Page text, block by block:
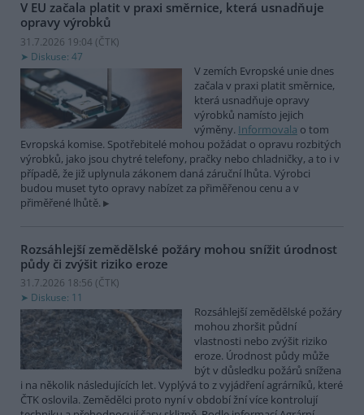
V EU začala platit v praxi směrnice, která usnadňuje
opravy výrobků
31.7.2026 19:04 (ČTK)
Diskuse: 47
V zemích Evropské unie dnes
začala v praxi platit směrnice,
která usnadňuje opravy
výrobků namísto jejich
výměny. Informovala o tom
Evropská komise. Spotřebitelé mohou požádat o opravu rozbitých
výrobků, jako jsou chytré telefony, pračky nebo chladničky, a to i v
případě, že již uplynula zákonem daná záruční lhůta. Výrobci
budou muset tyto opravy nabízet za přiměřenou cenu a v
přiměřené lhůtě.
Rozsáhlejší zemědělské požáry mohou snížit úrodnost
půdy či zvýšit riziko eroze
31.7.2026 18:56 (ČTK)
Diskuse: 11
Rozsáhlejší zemědělské požáry
mohou zhoršit půdní
vlastnosti nebo zvýšit riziko
eroze. Úrodnost půdy může
být v důsledku požárů snížena
i na několik následujících let. Vyplývá to z vyjádření agrárníků, které
ČTK oslovila. Zemědělci proto nyní v období žní více kontrolují